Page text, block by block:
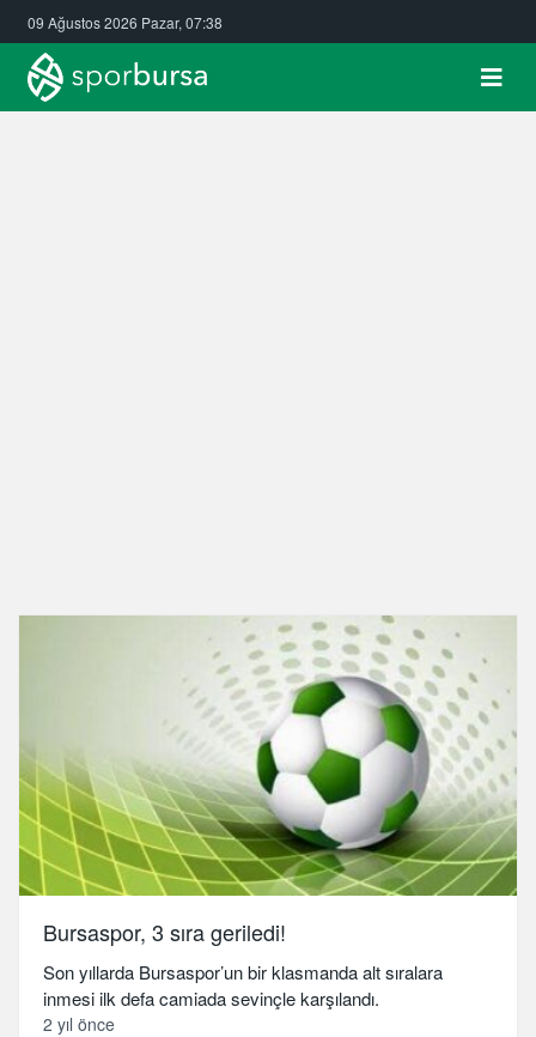
09 Ağustos 2026 Pazar, 07:38
Bursaspor, 3 sıra geriledi!
Son yıllarda Bursaspor’un bir klasmanda alt sıralara
inmesi ilk defa camiada sevinçle karşılandı.
2 yıl önce